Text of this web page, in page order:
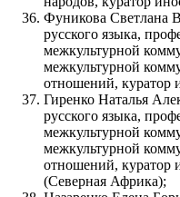
Фуникова Светлана
русского языка,
межкультурной
межкультурной
отношений, куратор
Гиренко Наталья
русского языка,
межкультурной
межкультурной
отношений, куратор
(Северная Африка);